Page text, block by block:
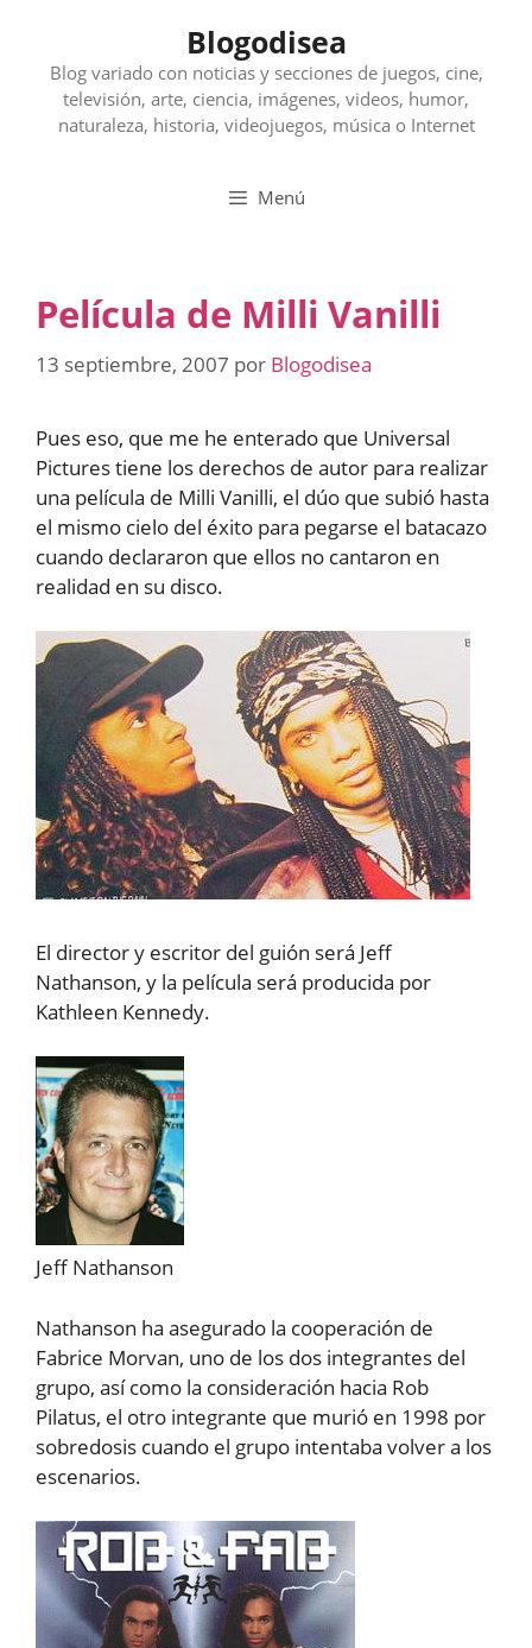
contenido
Blogodisea
Blog variado con noticias y secciones de juegos, cine,
televisión, arte, ciencia, imágenes, videos, humor,
naturaleza, historia, videojuegos, música o Internet
Menú
Película de Milli Vanilli
13 septiembre, 2007 por Blogodisea
Pues eso, que me he enterado que Universal
Pictures tiene los derechos de autor para realizar
una película de Milli Vanilli, el dúo que subió hasta
el mismo cielo del éxito para pegarse el batacazo
cuando declararon que ellos no cantaron en
realidad en su disco.
El director y escritor del guión será Jeff
Nathanson, y la película será producida por
Kathleen Kennedy.
Jeff Nathanson
Nathanson ha asegurado la cooperación de
Fabrice Morvan, uno de los dos integrantes del
grupo, así como la consideración hacia Rob
Pilatus, el otro integrante que murió en 1998 por
sobredosis cuando el grupo intentaba volver a los
escenarios.